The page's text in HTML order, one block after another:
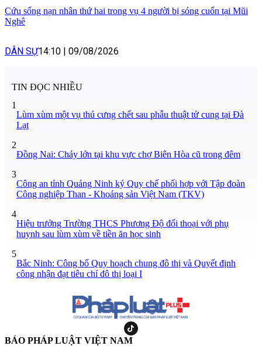
Cứu sống nạn nhân thứ hai trong vụ 4 người bị sóng cuốn tại Mũi
Nghê
DÂN SỰ14:10 09/08/2026
TIN ĐỌC NHIỀU
1
Lùm xùm một vụ thú cưng chết sau phẫu thuật tử cung tại Đà
Lạt
2
Đồng Nai: Cháy lớn tại khu vực chợ Biên Hòa cũ trong đêm
3
Công an tỉnh Quảng Ninh ký Quy chế phối hợp với Tập đoàn
Công nghiệp Than - Khoáng sản Việt Nam (TKV)
4
Hiệu trưởng Trường THCS Phương Độ đối thoại với phụ
huynh sau lùm xùm về tiền ăn học sinh
5
Bắc Ninh: Công bố Quy hoạch chung đô thị và Quyết định
công nhận đạt tiêu chí đô thị loại I
BÁO PHÁP LUẬT VIỆT NAM